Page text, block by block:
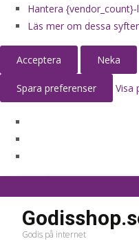
Hantera
Läs mer om dessa
Acceptera Neka
Spara preferenser Visa
Godis på internet